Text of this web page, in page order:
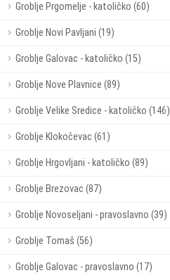
Groblje Prgomelje - katoličko (60)
Groblje Novi Pavljani (19)
Groblje Galovac - katoličko (15)
Groblje Nove Plavnice (89)
Groblje Velike Sredice - katoličko (146)
Groblje Klokočevac (61)
Groblje Hrgovljani - katoličko (89)
Groblje Brezovac (87)
Groblje Novoseljani - pravoslavno (39)
Groblje Tomaš (56)
Groblje Galovac - pravoslavno (17)